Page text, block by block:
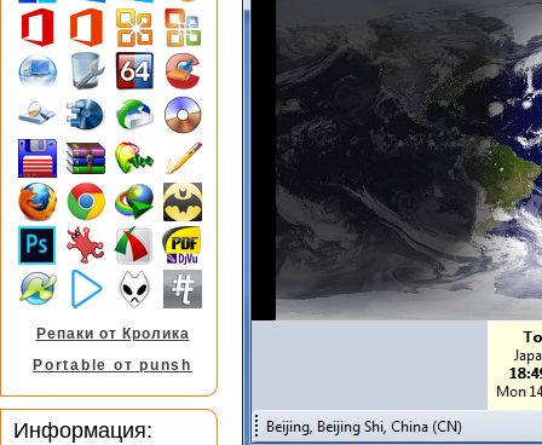
Репаки от Кролика
Portable от punsh
Информация: